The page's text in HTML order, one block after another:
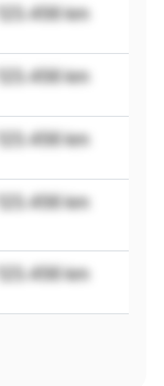
123.456 km
123.456 km
123.456 km
123.456 km
123.456 km